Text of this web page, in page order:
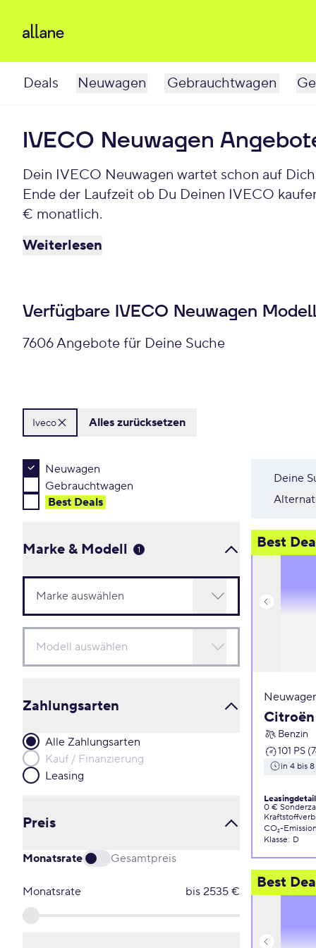
Deals Neuwagen Gebrauchtwagen
IVECO Neuwagen
Dein IVECO Neuwagen wartet schon auf
Ende der Laufzeit ob Du Deinen IVECO
€ monatlich.
Weiterlesen
Verfügbare IVECO Neuwagen
7606 Angebote für Deine Suche
Iveco Alles zurücksetzen
Neuwagen
Gebrauchtwagen
Best Deals
Marke & Modell 1
Zahlungsarten
Alle Zahlungsarten
Kauf / Finanzierung
Leasing
Preis
Monatsrate Gesamtpreis
Monatsrate bis 2535 €
Deine
Best
Benzin
101 PS
in 4 bis
0 €
CO₂-
Klasse: D
Best